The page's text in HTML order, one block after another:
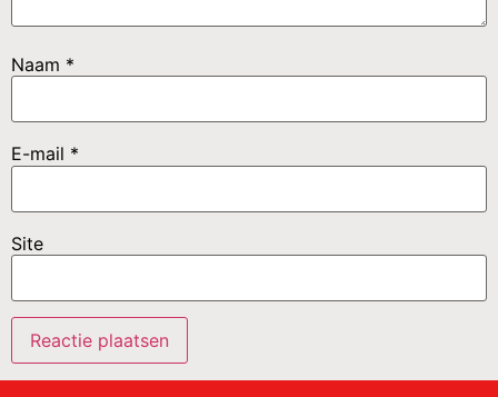
Naam *
E-mail *
Site